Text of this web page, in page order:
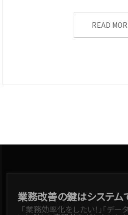
READ
業務改善の鍵はシステム
「業務効率化をしたい！」「デ